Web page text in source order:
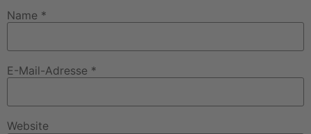
Name *
E-Mail-Adresse *
Website